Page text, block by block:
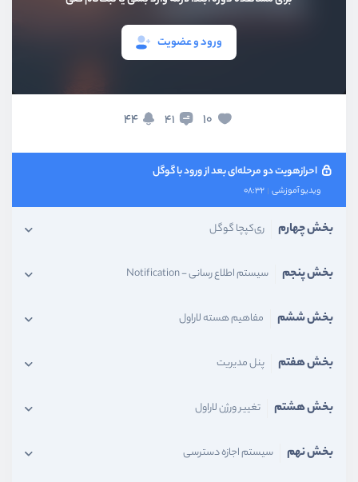
ورود و عضویت
10
41
44
ویدیو آموزشی
ورود با احرازهویت دو مرحله‌ای
ورود با احرازهویت دو مرحله‌ای - بخش دوم
احرازهویت دو مرحله‌ای بعد از ورود با گوگل
ویدیو آموزشی 08:32
بخش چهارم ری‌کپچا گوگل
بخش پنجم سیستم اطلاع رسانی - Notification
بخش ششم مفاهیم هسته لاراول
بخش هفتم پنل مدیریت
بخش هشتم تغییر ورژن لاراول
بخش نهم سیستم اجازه دسترسی